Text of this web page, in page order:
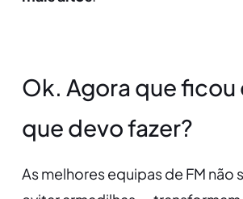
Ok. Agora que ficou
que devo fazer?
As melhores equipas de FM não